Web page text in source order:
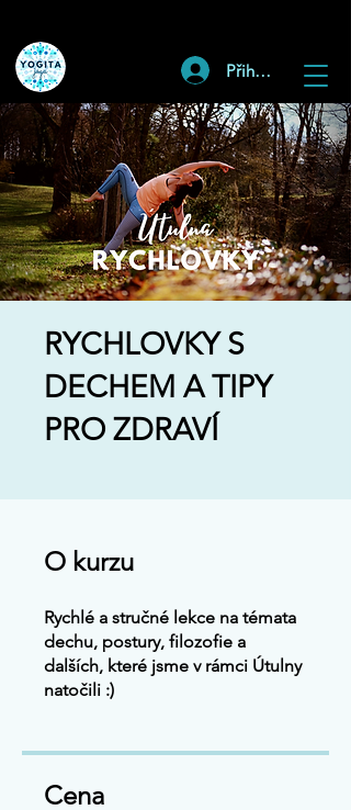
Přihlásit
RYCHLOVKY S
DECHEM A TIPY
PRO ZDRAVÍ
O kurzu
Rychlé a stručné lekce na témata
dechu, postury, filozofie a
dalších, které jsme v rámci Útulny
natočili :)
Cena